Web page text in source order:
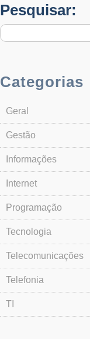
Pesquisar:
Categorias
Geral
Gestão
Informações
Internet
Programação
Tecnologia
Telecomunicações
Telefonia